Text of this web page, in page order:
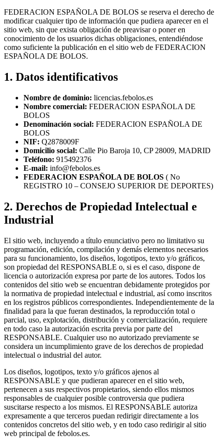
FEDERACION ESPAÑOLA DE BOLOS se reserva el derecho de
modificar cualquier tipo de información que pudiera aparecer en el
sitio web, sin que exista obligación de preavisar o poner en
conocimiento de los usuarios dichas obligaciones, entendiéndose
como suficiente la publicación en el sitio web de FEDERACION
ESPAÑOLA DE BOLOS.
1. Datos identificativos
Nombre de dominio: licencias.febolos.es
Nombre comercial: FEDERACION ESPAÑOLA DE
BOLOS
Denominación social: FEDERACION ESPAÑOLA DE
BOLOS
NIF: Q2878009F
Domicilio social: Calle Pio Baroja 10, CP 28009, MADRID
Teléfono: 915492376
E-mail: info@febolos.es
FEDERACION ESPAÑOLA DE BOLOS ( No
REGISTRO 10 – CONSEJO SUPERIOR DE DEPORTES)
2. Derechos de Propiedad Intelectual e
Industrial
El sitio web, incluyendo a título enunciativo pero no limitativo su
programación, edición, compilación y demás elementos necesarios
para su funcionamiento, los diseños, logotipos, texto y/o gráficos,
son propiedad del RESPONSABLE o, si es el caso, dispone de
licencia o autorización expresa por parte de los autores. Todos los
contenidos del sitio web se encuentran debidamente protegidos por
la normativa de propiedad intelectual e industrial, así como inscritos
en los registros públicos correspondientes. Independientemente de la
finalidad para la que fueran destinados, la reproducción total o
parcial, uso, explotación, distribución y comercialización, requiere
en todo caso la autorización escrita previa por parte del
RESPONSABLE. Cualquier uso no autorizado previamente se
considera un incumplimiento grave de los derechos de propiedad
intelectual o industrial del autor.
Los diseños, logotipos, texto y/o gráficos ajenos al
RESPONSABLE y que pudieran aparecer en el sitio web,
pertenecen a sus respectivos propietarios, siendo ellos mismos
responsables de cualquier posible controversia que pudiera
suscitarse respecto a los mismos. El RESPONSABLE autoriza
expresamente a que terceros puedan redirigir directamente a los
contenidos concretos del sitio web, y en todo caso redirigir al sitio
web principal de febolos.es.